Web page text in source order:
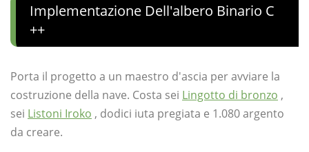
Implementazione Dell'albero Binario C
++
Porta il progetto a un maestro d'ascia per avviare la
costruzione della nave. Costa sei Lingotto di bronzo ,
sei Listoni Iroko , dodici iuta pregiata e 1.080 argento
da creare.